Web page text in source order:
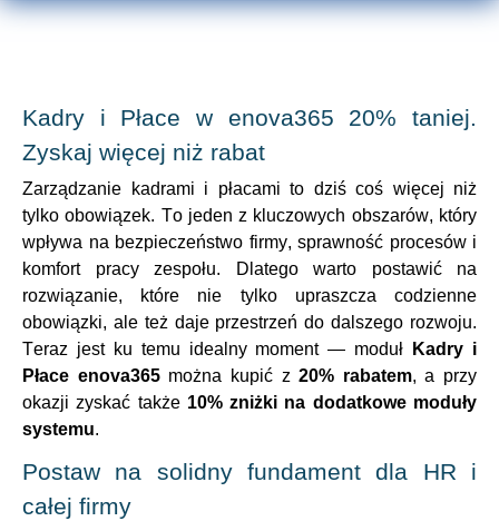
Kadry i Płace w enova365 20% taniej.
Zyskaj więcej niż rabat
Zarządzanie kadrami i płacami to dziś coś więcej niż
tylko obowiązek. To jeden z kluczowych obszarów, który
wpływa na bezpieczeństwo firmy, sprawność procesów i
komfort pracy zespołu. Dlatego warto postawić na
rozwiązanie, które nie tylko upraszcza codzienne
obowiązki, ale też daje przestrzeń do dalszego rozwoju.
Teraz jest ku temu idealny moment — moduł
Kadry i
Płace enova365można kupić z20% rabatem, a przy
okazji zyskać także 10% zniżki na dodatkowe moduły
systemu.
Postaw na solidny fundament dla HR i
całej firmy